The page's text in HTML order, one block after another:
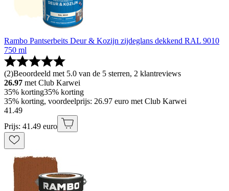
Rambo Pantserbeits Deur & Kozijn zijdeglans dekkend RAL 9010
750 ml
(2)Beoordeeld met 5.0 van de 5 sterren, 2 klantreviews
26.97 met Club Karwei
35% korting35% korting
35% korting, voordeelprijs: 26.97 euro met Club Karwei
41 .49
Prijs: 41.49 euro